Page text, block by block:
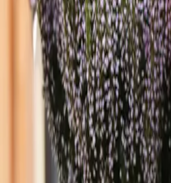
Winterharte Sorten sorgen somit dafür, dass dein
diese Pflanzen optimal pflegen kannst, damit du
Was gibt es für Herbstblumen?
Herbstblumen bringen eine besondere Farbpalette
Blumen zeichnen sich durch ihre leuchtenden
Die schönsten Herbstblumen
Herbstblumen für den Garten sorgen für eine